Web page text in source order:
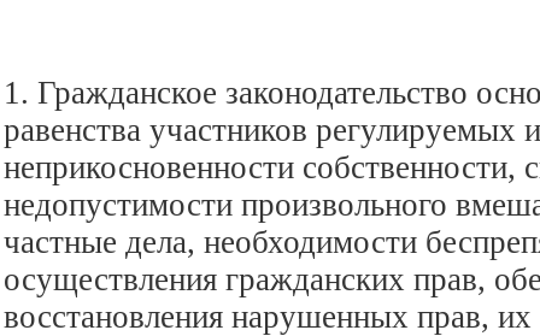
1. Гражданское законодательство
равенства участников
неприкосновенности собственности,
недопустимости произвольного
частные дела, необходимости
осуществления гражданских прав,
восстановления нарушенных прав,